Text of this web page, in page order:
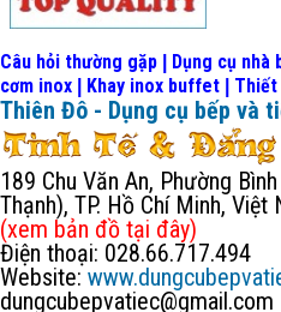
Câu hỏi thường gặp Dụng cụ nhà
cơm inox
Khay inox buffet
Thiên Đô - Dụng cụ bếp và
189 Chu Văn An, Phường
Thạnh), TP. Hồ Chí Minh, Việt
(xem bản đồ tại đây)
Điện thoại: 028.66.717.494
Website:
dungcubepvatiec@gmail.com